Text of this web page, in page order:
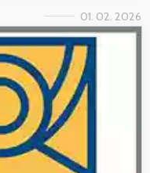
01. 02. 2026